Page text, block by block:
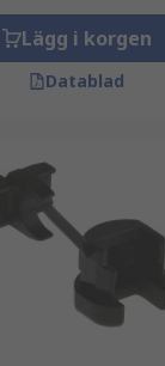
Lägg i korgen
Datablad